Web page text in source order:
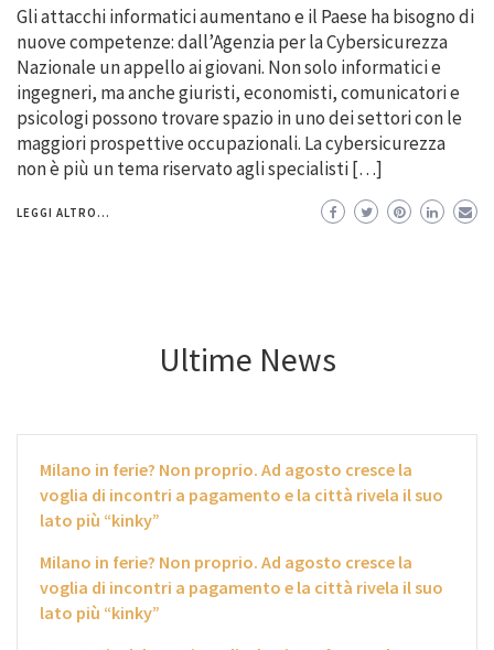
Gli attacchi informatici aumentano e il Paese ha bisogno di
nuove competenze: dall’Agenzia per la Cybersicurezza
Nazionale un appello ai giovani. Non solo informatici e
ingegneri, ma anche giuristi, economisti, comunicatori e
psicologi possono trovare spazio in uno dei settori con le
maggiori prospettive occupazionali. La cybersicurezza
non è più un tema riservato agli specialisti […]
LEGGI ALTRO...
Ultime News
Milano in ferie? Non proprio. Ad agosto cresce la
voglia di incontri a pagamento e la città rivela il suo
lato più “kinky”
Milano in ferie? Non proprio. Ad agosto cresce la
voglia di incontri a pagamento e la città rivela il suo
lato più “kinky”